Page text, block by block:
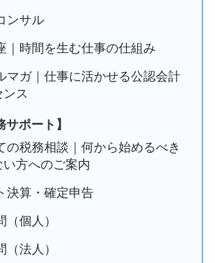
ンサル
時間を生む仕事の仕組み
ガ｜仕事に活かせる公認会計
ス
サポート】
税務相談｜何から始めるべき
方へのご案内
算・確定申告
個人）
法人）